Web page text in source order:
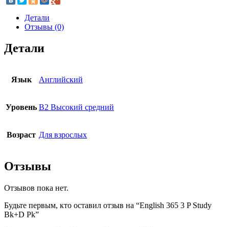
Детали
Отзывы (0)
Детали
Язык Английский
Уровень B2 Высокий средний
Возраст Для взрослых
Отзывы
Отзывов пока нет.
Будьте первым, кто оставил отзыв на “English 365 3 P Study
Bk+D Pk”